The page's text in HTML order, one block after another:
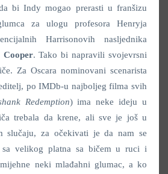
bi Indy mogao prerasti u franšizu
za ulogu profesora Henryja
Harrisonovih nasljednika
Cooper. Tako bi napravili svojevrsni
Za Oscara nominovani scenarista
po IMDb-u najboljeg filma svih
Redemption) ima neke ideju u
trebala da krene, ali sve je još u
slučaju, za očekivati je da nam se
sa velikog platna sa bičem u ruci i
neki mlađahni glumac, a ko